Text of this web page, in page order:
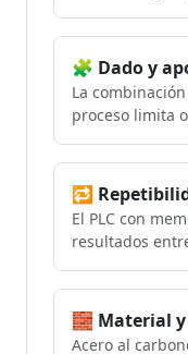
🧩 Dado y
La
proceso limita
🔁
El PLC con
resultados
🧱 Material y
Acero al